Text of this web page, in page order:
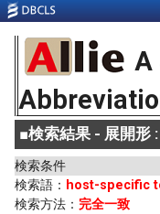
A
■検索結果 - 展開
検索条件
検索語： host-specific
検索方法： 完全一致